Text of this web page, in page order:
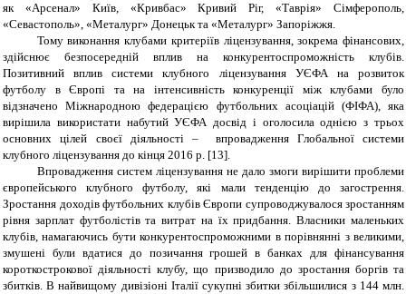
як «Арсенал» Київ, «Кривбас» Кривий Ріг, «Таврія» Сімферополь,
«Севастополь», «Металург» Донецьк та «Металург» Запоріжжя.
Тому виконання клубами критеріїв ліцензування, зокрема фінансових,
здійснює безпосередній вплив на конкурентоспроможність клубів.
Позитивний вплив системи клубного ліцензування УЄФА на розвиток
футболу в Європі та на інтенсивність конкуренції між клубами було
відзначено Міжнародною федерацією футбольних асоціацій (ФІФА), яка
вирішила використати набутий УЄФА досвід і оголосила однією з трьох
основних цілей своєї діяльності – впровадження Глобальної системи
клубного ліцензування до кінця 2016 р. [13].
Впровадження систем ліцензування не дало змоги вирішити проблеми
європейського клубного футболу, які мали тенденцію до загострення.
Зростання доходів футбольних клубів Європи супроводжувалося зростанням
рівня зарплат футболістів та витрат на їх придбання. Власники маленьких
клубів, намагаючись бути конкурентоспроможними в порівнянні з великими,
змушені були вдатися до позичання грошей в банках для фінансування
короткострокової діяльності клубу, що призводило до зростання боргів та
збитків. В найвищому дивізіоні Італії сукупні збитки збільшилися з 144 млн.